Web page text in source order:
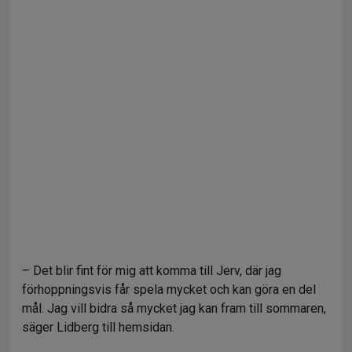
– Det blir fint för mig att komma till Jerv, där jag
förhoppningsvis får spela mycket och kan göra en del
mål. Jag vill bidra så mycket jag kan fram till sommaren,
säger Lidberg till hemsidan.